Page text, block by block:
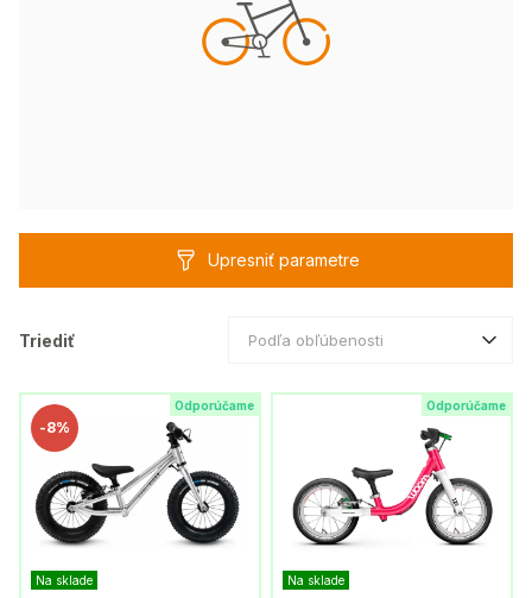
Upresniť parametre
Triediť Podľa obľúbenosti
Odporúčame
-8%
Na sklade
Odporúčame
Na sklade